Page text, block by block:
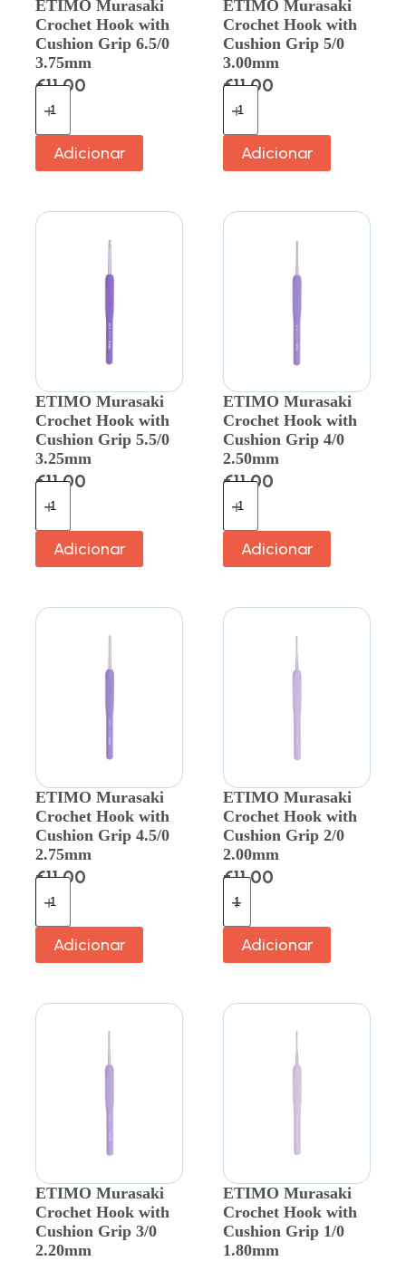
ETIMO Murasaki
Crochet Hook with
Cushion Grip 6.5/0
3.75mm
€11.00
Adicionar
ETIMO Murasaki
Crochet Hook with
Cushion Grip 5/0
3.00mm
€11.00
Adicionar
ETIMO Murasaki
Crochet Hook with
Cushion Grip 5.5/0
3.25mm
€11.00
Adicionar
ETIMO Murasaki
Crochet Hook with
Cushion Grip 4/0
2.50mm
€11.00
Adicionar
ETIMO Murasaki
Crochet Hook with
Cushion Grip 4.5/0
2.75mm
€11.00
Adicionar
ETIMO Murasaki
Crochet Hook with
Cushion Grip 2/0
2.00mm
€11.00
Adicionar
ETIMO Murasaki
Crochet Hook with
Cushion Grip 3/0
2.20mm
ETIMO Murasaki
Crochet Hook with
Cushion Grip 1/0
1.80mm